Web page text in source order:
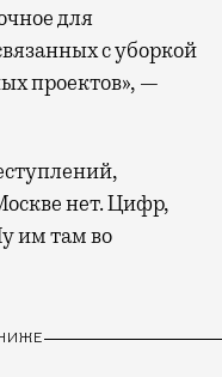
для
с уборкой
проектов», —
нет. Цифр,
им там во